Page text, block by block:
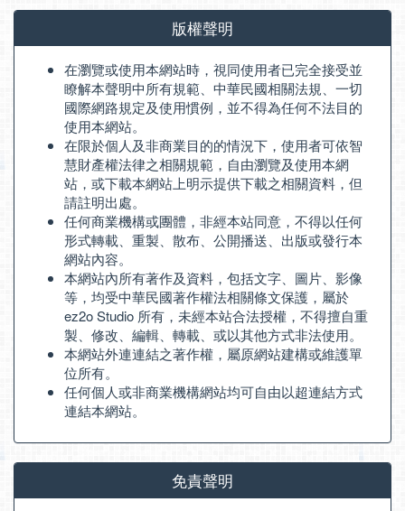
版權聲明
在瀏覽或使用本網站時，視同使用者已完全接受並
瞭解本聲明中所有規範、中華民國相關法規、一切
國際網路規定及使用慣例，並不得為任何不法目的
使用本網站。
在限於個人及非商業目的的情況下，使用者可依智
慧財產權法律之相關規範，自由瀏覽及使用本網
站，或下載本網站上明示提供下載之相關資料，但
請註明出處。
任何商業機構或團體，非經本站同意，不得以任何
形式轉載、重製、散布、公開播送、出版或發行本
網站內容。
本網站內所有著作及資料，包括文字、圖片、影像
等，均受中華民國著作權法相關條文保護，屬於
ez2o Studio 所有，未經本站合法授權，不得擅自重
製、修改、編輯、轉載、或以其他方式非法使用。
本網站外連連結之著作權，屬原網站建構或維護單
位所有。
任何個人或非商業機構網站均可自由以超連結方式
連結本網站。
免責聲明